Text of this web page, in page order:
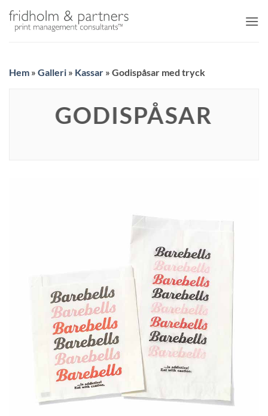
Hem » Galleri » Kassar » Godispåsar med tryck
GODISPÅSAR